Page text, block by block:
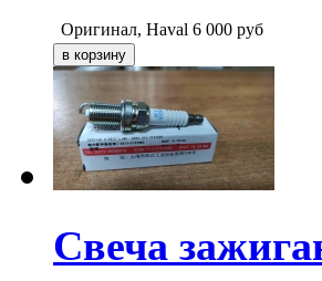
Оригинал, Haval 6 000 руб
Свеча